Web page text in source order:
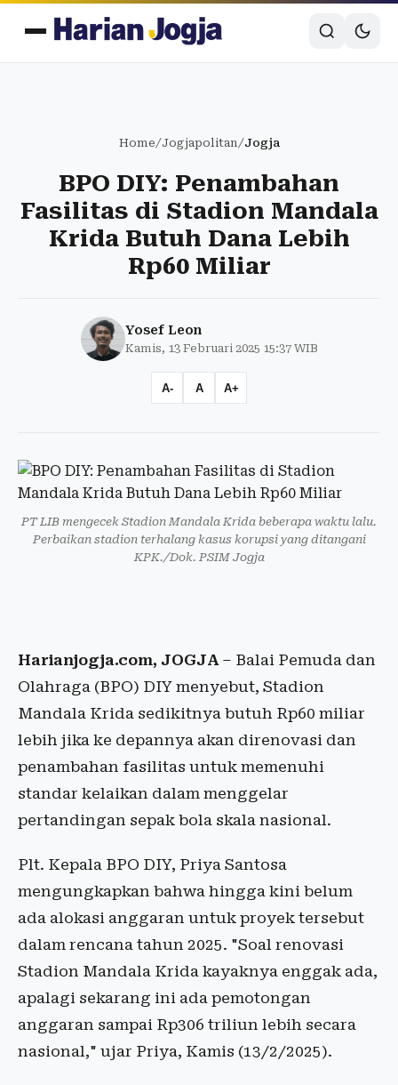
Home/Jogjapolitan/Jogja
BPO DIY: Penambahan
Fasilitas di Stadion Mandala
Krida Butuh Dana Lebih
Rp60 Miliar
Yosef Leon
Kamis, 13 Februari 2025 15:37 WIB
A- A A+
PT LIB mengecek Stadion Mandala Krida beberapa waktu lalu.
Perbaikan stadion terhalang kasus korupsi yang ditangani
KPK./Dok. PSIM Jogja
Harianjogja.com, JOGJA– Balai Pemuda dan
Olahraga (BPO) DIY menyebut, Stadion
Mandala Krida sedikitnya butuh Rp60 miliar
lebih jika ke depannya akan direnovasi dan
penambahan fasilitas untuk memenuhi
standar kelaikan dalam menggelar
pertandingan sepak bola skala nasional.
Plt. Kepala BPO DIY, Priya Santosa
mengungkapkan bahwa hingga kini belum
ada alokasi anggaran untuk proyek tersebut
dalam rencana tahun 2025. "Soal renovasi
Stadion Mandala Krida kayaknya enggak ada,
apalagi sekarang ini ada pemotongan
anggaran sampai Rp306 triliun lebih secara
nasional," ujar Priya, Kamis (13/2/2025).